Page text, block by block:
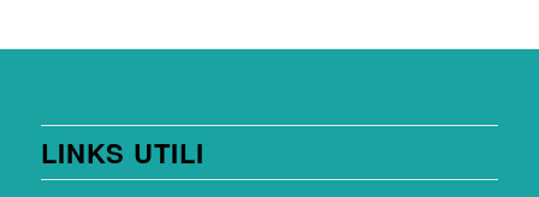
LINKS UTILI